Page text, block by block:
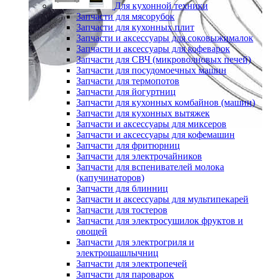
Для кухонной техники
Запчасти для мясорубок
Запчасти для кухонных плит
Запчасти и аксессуары для соковыжималок
Запчасти и аксессуары для кофеварок
Запчасти для СВЧ (микроволновых печей)
Запчасти для посудомоечных машин
Запчасти для термопотов
Запчасти для йогуртниц
Запчасти для кухонных комбайнов (машин)
Запчасти для кухонных вытяжек
Запчасти и аксессуары для миксеров
Запчасти и аксессуары для кофемашин
Запчасти для фритюрниц
Запчасти для электрочайников
Запчасти для вспенивателей молока
(капучинаторов)
Запчасти для блинниц
Запчасти и аксессуары для мультипекарей
Запчасти для тостеров
Запчасти для электросушилок фруктов и
овощей
Запчасти для электрогриля и
электрошашлычниц
Запчасти для электропечей
Запчасти для пароварок